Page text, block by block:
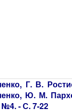
Г. В.
Ю. М.
№4. - С. 7-22